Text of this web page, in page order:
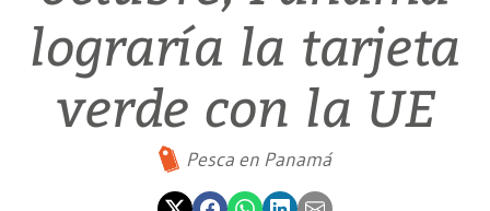
lograría la tarjeta
verde con la UE
Pesca en Panamá